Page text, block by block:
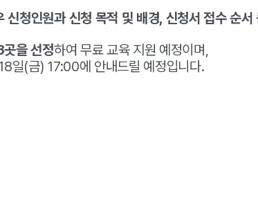
신청인원과 신청 목적 및 배경, 신청서 접수 순
곳을 선정하여 무료 교육 지원 예정이며,
일(금) 17:00에 안내드릴 예정입니다.